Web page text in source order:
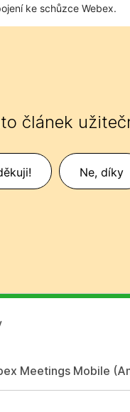
ke schůzce Webex.
článek
Ne, díky
Meetings Mobile